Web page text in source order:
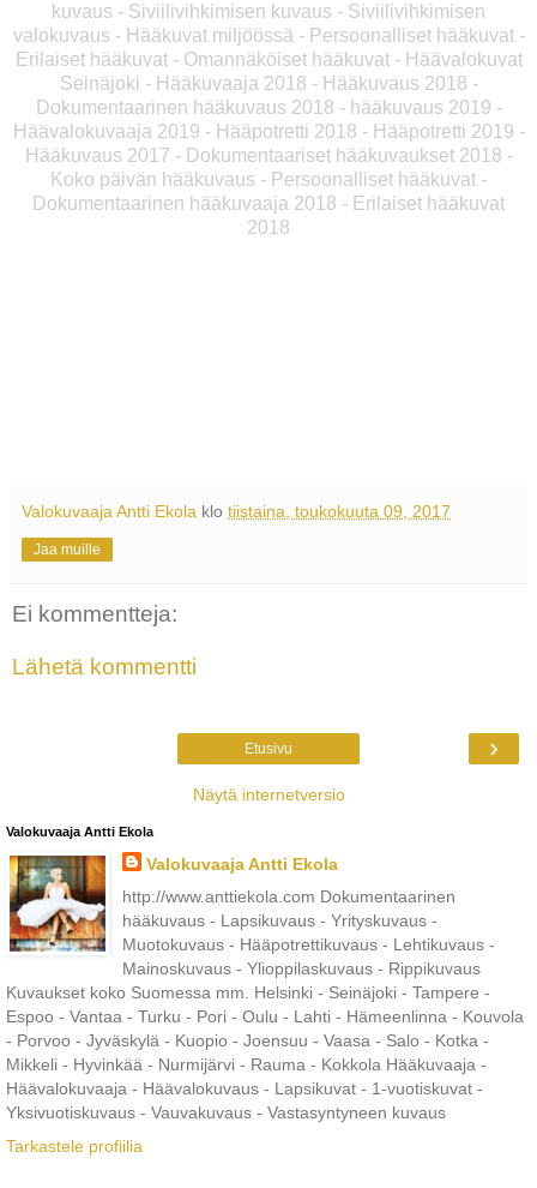
kuvaus - Siviilivihkimisen kuvaus - Siviilivihkimisen
valokuvaus - Hääkuvat miljöössä - Persoonalliset hääkuvat -
Erilaiset hääkuvat - Omannäköiset hääkuvat - Häävalokuvat
Seinäjoki - Hääkuvaaja 2018 - Hääkuvaus 2018 -
Dokumentaarinen hääkuvaus 2018 - hääkuvaus 2019 -
Häävalokuvaaja 2019 - Hääpotretti 2018 - Hääpotretti 2019 -
Hääkuvaus 2017 - Dokumentaariset hääkuvaukset 2018 -
Koko päivän hääkuvaus - Persoonalliset hääkuvat -
Dokumentaarinen hääkuvaaja 2018 - Erilaiset hääkuvat
2018
Valokuvaaja Antti Ekola klo tiistaina, toukokuuta 09, 2017
Jaa muille
Ei kommentteja:
Lähetä kommentti
›
Etusivu
Näytä internetversio
Valokuvaaja Antti Ekola
Valokuvaaja Antti Ekola
http://www.anttiekola.com Dokumentaarinen
hääkuvaus - Lapsikuvaus - Yrityskuvaus -
Muotokuvaus - Hääpotrettikuvaus - Lehtikuvaus -
Mainoskuvaus - Ylioppilaskuvaus - Rippikuvaus
Kuvaukset koko Suomessa mm. Helsinki - Seinäjoki - Tampere -
Espoo - Vantaa - Turku - Pori - Oulu - Lahti - Hämeenlinna - Kouvola
- Porvoo - Jyväskylä - Kuopio - Joensuu - Vaasa - Salo - Kotka -
Mikkeli - Hyvinkää - Nurmijärvi - Rauma - Kokkola Hääkuvaaja -
Häävalokuvaaja - Häävalokuvaus - Lapsikuvat - 1-vuotiskuvat -
Yksivuotiskuvaus - Vauvakuvaus - Vastasyntyneen kuvaus
Tarkastele profiilia